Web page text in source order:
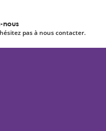
nous
pas à nous contacter.